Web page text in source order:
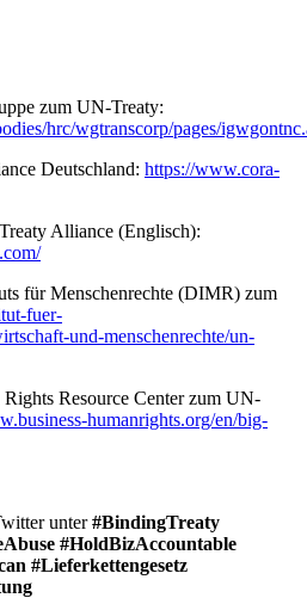
zum UN-Treaty:
hrc/wgtranscorp/pages/
Deutschland: https://www.cora-
Alliance (Englisch):
für Menschenrechte (DIMR) zum
fuer-
und-menschenrechte/un-
Resource Center zum UN-
humanrights.org/en/big-
unter#BindingTreaty
#HoldBizAccountable
#Lieferkettengesetz